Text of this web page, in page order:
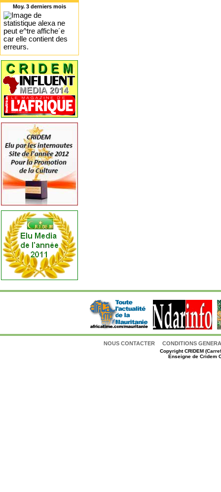
Moy. 3 derniers mois
NOUS CONTACTER CONDITIONS
CopyrightCRIDEM
Enseigne de Cridem